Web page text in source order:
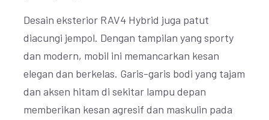
Desain eksterior RAV4 Hybrid juga patut
diacungi jempol. Dengan tampilan yang sporty
dan modern, mobil ini memancarkan kesan
elegan dan berkelas. Garis-garis bodi yang tajam
dan aksen hitam di sekitar lampu depan
memberikan kesan agresif dan maskulin pada